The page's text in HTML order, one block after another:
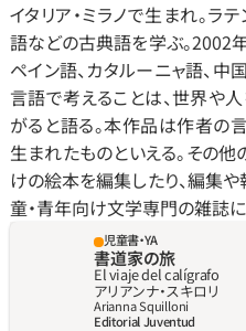
イタリア‧ミラノで生まれ。ラテ
語などの古典語を学ぶ。2002
ペイン語、カタルーニャ語、
言語で考えることは、世界や
がると語る。本作品は作者の
生まれたものといえる。その
けの絵本を編集したり、編集
童‧青年向け文学専門の雑誌に
児童書・YA
書道家の旅
El viaje del calígrafo
アリアンナ‧スキロリ
Arianna Squilloni
Editorial Juventud